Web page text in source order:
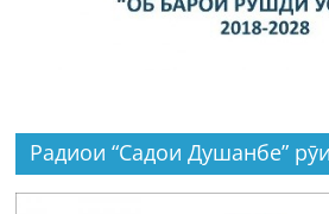
Радиои “Садои Душанбе”